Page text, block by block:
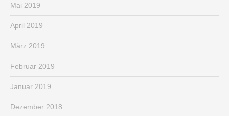
Mai 2019
April 2019
März 2019
Februar 2019
Januar 2019
Dezember 2018